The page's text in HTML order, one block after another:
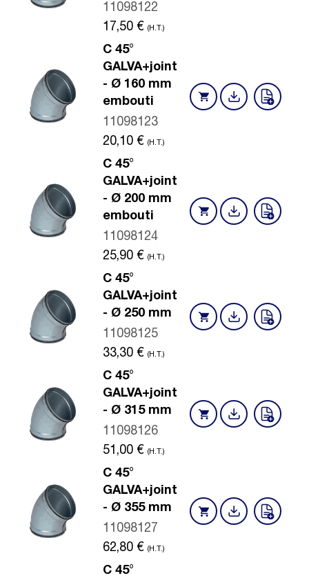
11098122
17,50 € (H.T.)
C 45°
GALVA+joint
- Ø 160 mm
embouti
11098123
20,10 € (H.T.)
C 45°
GALVA+joint
- Ø 200 mm
embouti
11098124
25,90 € (H.T.)
C 45°
GALVA+joint
- Ø 250 mm
11098125
33,30 € (H.T.)
C 45°
GALVA+joint
- Ø 315 mm
11098126
51,00 € (H.T.)
C 45°
GALVA+joint
- Ø 355 mm
11098127
62,80 € (H.T.)
C 45°